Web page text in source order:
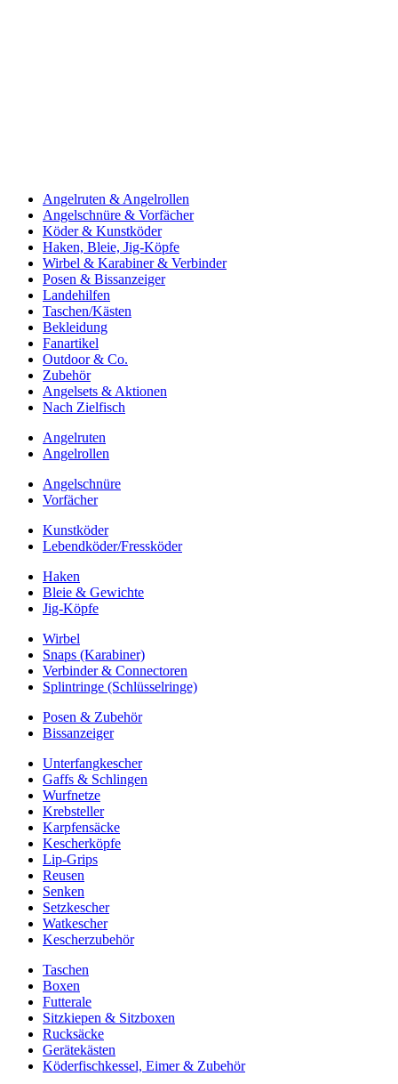
Angelruten & Angelrollen
Angelschnüre & Vorfächer
Köder & Kunstköder
Haken, Bleie, Jig-Köpfe
Wirbel & Karabiner & Verbinder
Posen & Bissanzeiger
Landehilfen
Taschen/Kästen
Bekleidung
Fanartikel
Outdoor & Co.
Zubehör
Angelsets & Aktionen
Nach Zielfisch
Angelruten
Angelrollen
Angelschnüre
Vorfächer
Kunstköder
Lebendköder/Fressköder
Haken
Bleie & Gewichte
Jig-Köpfe
Wirbel
Snaps (Karabiner)
Verbinder & Connectoren
Splintringe (Schlüsselringe)
Posen & Zubehör
Bissanzeiger
Unterfangkescher
Gaffs & Schlingen
Wurfnetze
Krebsteller
Karpfensäcke
Kescherköpfe
Lip-Grips
Reusen
Senken
Setzkescher
Watkescher
Kescherzubehör
Taschen
Boxen
Futterale
Sitzkiepen & Sitzboxen
Rucksäcke
Gerätekästen
Köderfischkessel, Eimer & Zubehör